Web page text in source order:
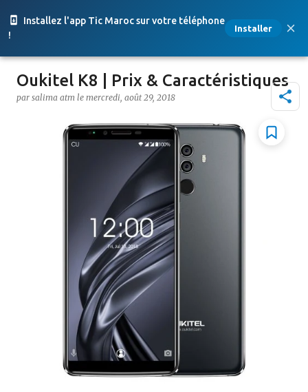
Installez l'app Tic Maroc sur votre téléphone
!
Installer
Accéder au contenu principal
Oukitel K8 | Prix & Caractéristiques
par salima atm le mercredi, août 29, 2018